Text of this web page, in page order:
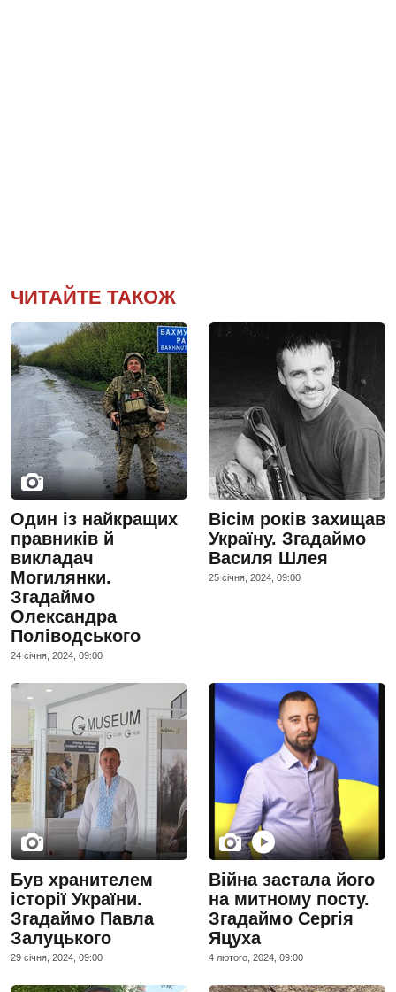
ЧИТАЙТЕ ТАКОЖ
Один із найкращих
правників й
викладач
Могилянки.
Згадаймо
Олександра
Поліводського
24 сiчня, 2024, 09:00
Вісім років захищав
Україну. Згадаймо
Василя Шлея
25 сiчня, 2024, 09:00
Був хранителем
історії України.
Згадаймо Павла
Залуцького
29 сiчня, 2024, 09:00
Війна застала його
на митному посту.
Згадаймо Сергія
Яцуха
4 лютого, 2024, 09:00